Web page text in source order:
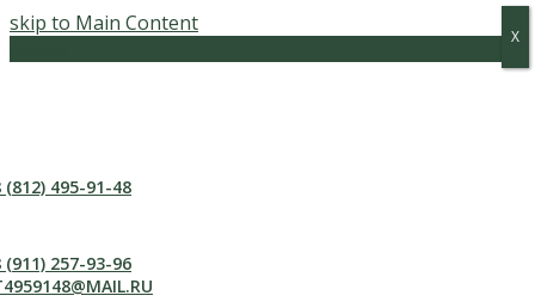
skip to Main Content
(812) 495-91-48
(911) 257-93-96
Х
Х